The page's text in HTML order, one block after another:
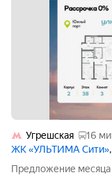
Угрешская
16
ЖК «УЛЬТИМА Сити»
Предложение месяца